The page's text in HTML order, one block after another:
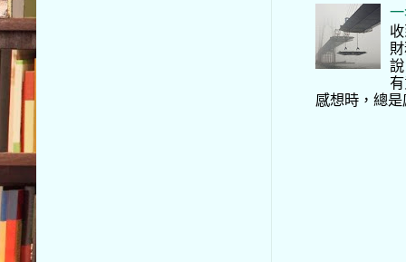
感想時，總